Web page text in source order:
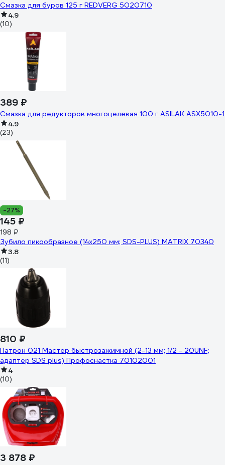
Смазка для буров 125 г REDVERG 5020710
4.9
(10)
389 ₽
Смазка для редукторов многоцелевая 100 г ASILAK ASX5010-1
4.9
(23)
-27%
145 ₽
198 ₽
Зубило пикообразное (14х250 мм; SDS-PLUS) MATRIX 70340
3.8
(11)
810 ₽
Патрон 021 Мастер быстрозажимной (2-13 мм; 1/2 - 20UNF;
адаптер SDS plus) Профоснастка 70102001
4
(10)
3 878 ₽